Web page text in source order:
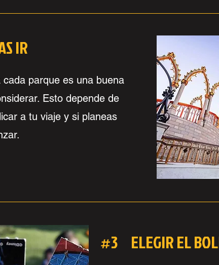
IR
parque es una buena
Esto depende de
a tu viaje y si planeas
#3 ELEGIR EL